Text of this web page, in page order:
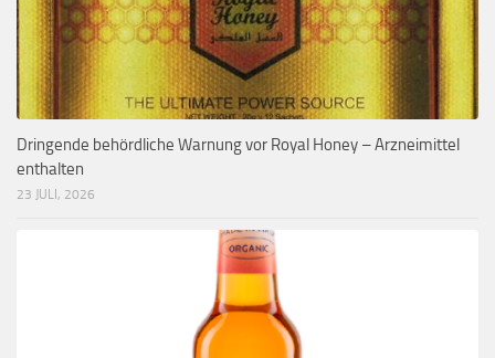
Dringende behördliche Warnung vor Royal Honey – Arzneimittel
enthalten
23 JULI, 2026